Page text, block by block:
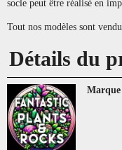
socle peut être réalisé en
Tout nos modèles sont
Détails du
Marque